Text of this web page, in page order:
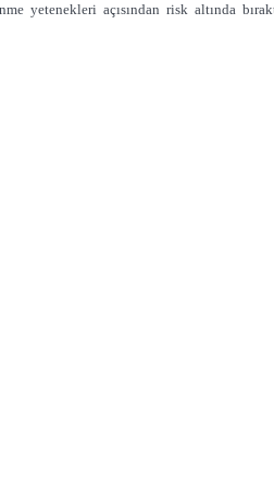
yetenekleri açısından risk altında